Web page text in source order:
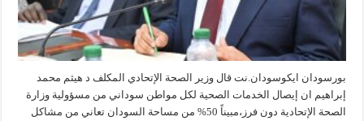
بورسودان ايكوسودان.نت قال وزير الصحة الإتحادي المكلف د هيثم محمد
إبراهيم ان إيصال الخدمات الصحية لكل مواطن سوداني من مسؤولية وزارة
الصحة الإتحادية دون فرز،مبيناً 50% من مساحة السودان تعاني من مشاكل